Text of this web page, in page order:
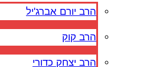
הרב יורם אברג'יל
הרב קוק
הרב יצחק כדורי